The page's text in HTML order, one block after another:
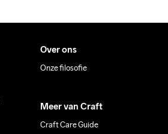
Over ons
Onze filosofie
Meer van Craft
Craft Care Guide